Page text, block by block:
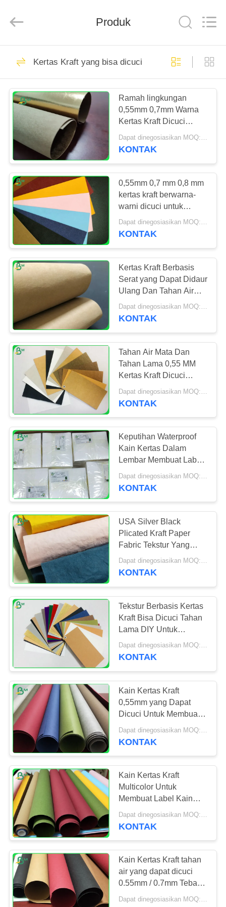
RUMAH
PRODUK
TENTANG
KAMI
TUR
PABRIK
KONTROL
KUALITAS
HUBUNGI
KAMI
BERITA
KASUS
SITEMAP
PRIVACY
POLICY
LTD..
Kertas kraft putih
760
Brown Kraft Paper
Roll
702
Papan Liner Kraft
315
Kertas dilapisi pe
409
Kertas Cetak Offset
Kertas Seni Gloss
398
Kertas Tanpa
Lapisan Woodfree
261
Papan Kertas SBS
338
Produk
Kertas Kraft yang bisa dicuci
Ramah lingkungan
0,55mm 0,7mm Warna
Kertas Kraft Dicuci
Untuk Dompet Robek
Dapat dinegosiasikan MOQ:1 yard
KONTAK
0,55mm 0,7 mm 0,8 mm
kertas kraft berwarna-
warni dicuci untuk
pengiriman tas
pembuatan
Dapat dinegosiasikan MOQ:1 TON
KONTAK
Kertas Kraft Berbasis
Serat yang Dapat Didaur
Ulang Dan Tahan Air
Untuk Tas Laptop
Dapat dinegosiasikan MOQ:1 TON
KONTAK
Tahan Air Mata Dan
Tahan Lama 0,55 MM
Kertas Kraft Dicuci
Untuk Dompet
KONTAK
Keputihan Waterproof
Kain Kertas Dalam
Lembar Membuat Label
Pakaian
Dapat dinegosiasikan MOQ:200 Meter persegi
KONTAK
USA Silver Black
Plicated Kraft Paper
Fabric Tekstur Yang
Baik Membuat Tas
Lembut
Dapat dinegosiasikan MOQ:1 Yard
KONTAK
Tekstur Berbasis Kertas
Kraft Bisa Dicuci Tahan
Lama DIY Untuk
Dompet
Dapat dinegosiasikan MOQ:1 gulungan / 110 meter
KONTAK
Kain Kertas Kraft
0,55mm yang Dapat
Dicuci Untuk Membuat
Tas Tahan Air Mata
KONTAK
Kain Kertas Kraft
Multicolor Untuk
Membuat Label Kain
Bisa Dicuci
Dapat dinegosiasikan MOQ:1 ton untuk ukuran umum & 10 ton untuk ukuran khusus
KONTAK
Kain Kertas Kraft tahan
air yang dapat dicuci
0.55mm / 0.7mm Tebal
Untuk Tas
Dapat dinegosiasikan MOQ:1 Yard